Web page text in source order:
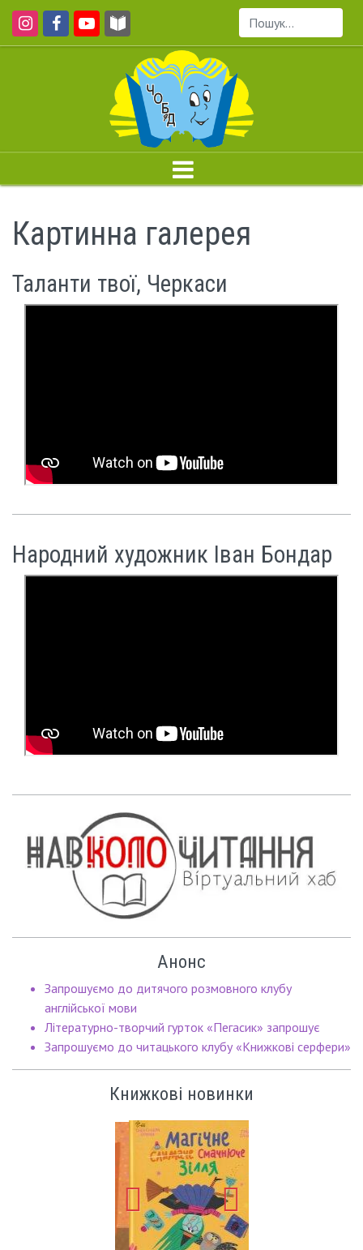
Пошук...
Картинна галерея
Таланти твої, Черкаси
Народний художник Іван Бондар
Анонс
Запрошуємо до дитячого розмовного клубу
англійської мови
Літературно-творчий гурток «Пегасик» запрошує
Запрошуємо до читацького клубу «Книжкові серфери»
Книжкові новинки